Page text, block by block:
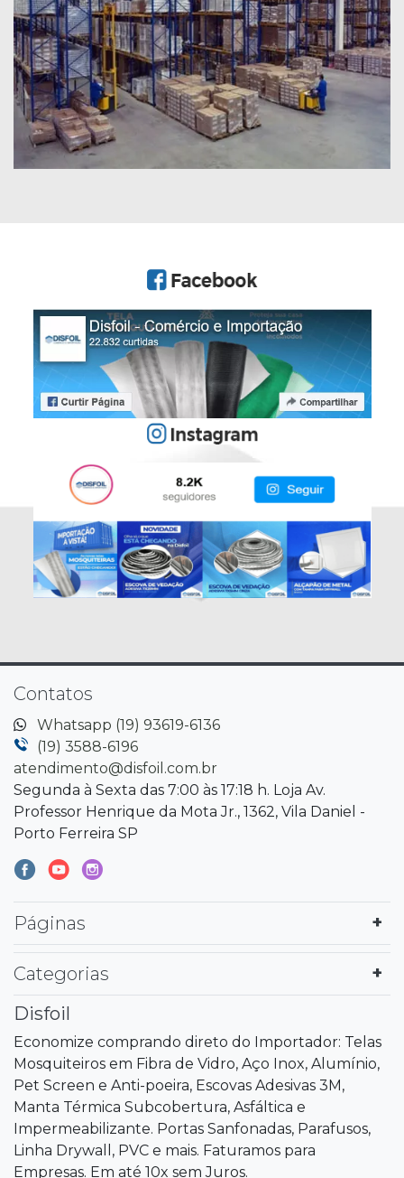
Contatos
Whatsapp (19) 93619-6136
(19) 3588-6196
atendimento@disfoil.com.br
Segunda à Sexta das 7:00 às 17:18 h. Loja Av.
Professor Henrique da Mota Jr., 1362, Vila Daniel -
Porto Ferreira SP
Páginas
Categorias
Disfoil
Economize comprando direto do Importador: Telas
Mosquiteiros em Fibra de Vidro, Aço Inox, Alumínio,
Pet Screen e Anti-poeira, Escovas Adesivas 3M,
Manta Térmica Subcobertura, Asfáltica e
Impermeabilizante. Portas Sanfonadas, Parafusos,
Linha Drywall, PVC e mais. Faturamos para
Empresas. Em até 10x sem Juros.